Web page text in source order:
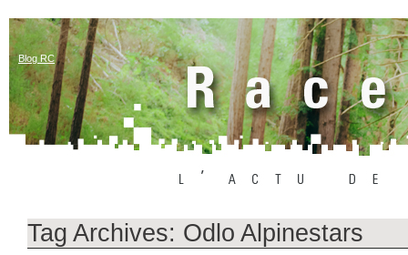
Blog RC
Tag Archives: Odlo Alpinestars